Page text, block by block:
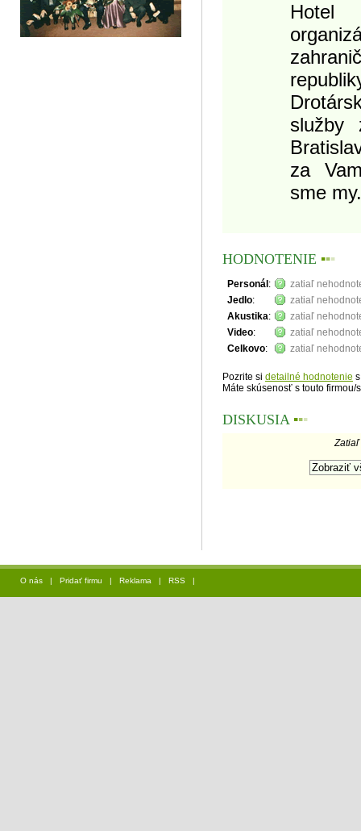
Hotel
služby
za
sme my.
HODNOTENIE ▪▪▪
Personál :
zatiaľ
Jedlo:
zatiaľ
Akustika:
zatiaľ
Video:
zatiaľ
Celkovo: zatiaľ
Pozrite si detailné hodnotenie
Máte skúsenosť s touto
DISKUSIA ▪▪▪
Zatiaľ
O nás | Pridať firmu | Reklama | RSS |